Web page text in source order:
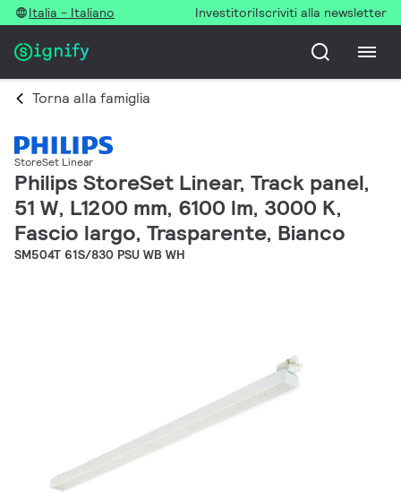
Italia - Italiano InvestitoriIscriviti alla newsletter
Torna alla famiglia
StoreSet Linear
Philips StoreSet Linear, Track panel,
51 W, L1200 mm, 6100 lm, 3000 K,
Fascio largo, Trasparente, Bianco
SM504T 61S/830 PSU WB WH